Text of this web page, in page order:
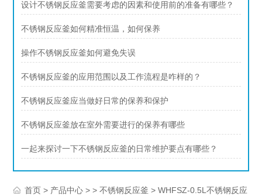
设计不锈钢反应釜需要考虑的因素和使用前的准备有哪些？
不锈钢反应釜如何精准恒温，如何保养
操作不锈钢反应釜如何避免失误
不锈钢反应釜的应用范围以及工作流程是咋样的？
不锈钢反应釜应当做好日常的保养和保护
不锈钢反应釜放在室外需要进行的保养有哪些
一起来探讨一下不锈钢反应釜的日常维护要点有哪些？
首页 > 产品中心 > >不锈钢反应釜 > WHFSZ-0.5L不锈钢反应